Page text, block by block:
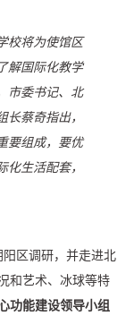
校将为使馆区
解国际化教学
市委书记、北
蔡奇指出，
要组成，要优
生活配套，
区调研，并走进北
和艺术、冰球等特
功能建设领导小组